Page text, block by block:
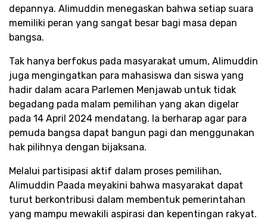
depannya. Alimuddin menegaskan bahwa setiap suara
memiliki peran yang sangat besar bagi masa depan
bangsa.
Tak hanya berfokus pada masyarakat umum, Alimuddin
juga mengingatkan para mahasiswa dan siswa yang
hadir dalam acara Parlemen Menjawab untuk tidak
begadang pada malam pemilihan yang akan digelar
pada 14 April 2024 mendatang. Ia berharap agar para
pemuda bangsa dapat bangun pagi dan menggunakan
hak pilihnya dengan bijaksana.
Melalui partisipasi aktif dalam proses pemilihan,
Alimuddin Paada meyakini bahwa masyarakat dapat
turut berkontribusi dalam membentuk pemerintahan
yang mampu mewakili aspirasi dan kepentingan rakyat.